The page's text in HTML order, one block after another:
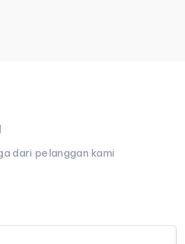
dari pelanggan kami